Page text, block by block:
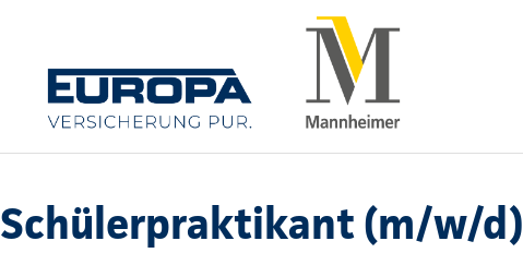
Schülerpraktikant (m/w/d)